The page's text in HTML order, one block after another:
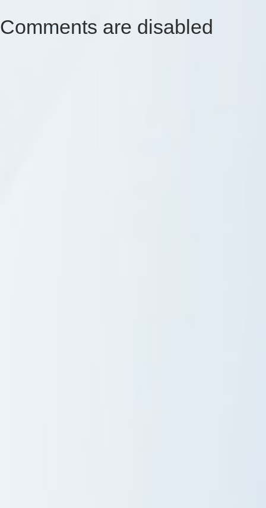
Comments are disabled